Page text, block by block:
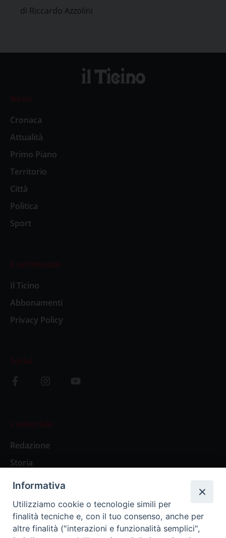
di Riccardo Azzolini
News
Cronaca
Attualità
Primo Piano
Territorio
Città
Politica
Sport
Il settimanale
Il Ticino
Abbonamenti
Privacy Policy
Social
L’editoriale
Redazione
Storia
Abbonamenti
Abbonamento Annuale Digitale
Informativa
Utilizziamo cookie o tecnologie simili per
finalità tecniche e, con il tuo consenso, anche per
altre finalità ("interazioni e funzionalità semplici",